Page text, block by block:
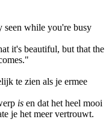
seen while you're busy
it's beautiful, but that the
te zien als je ermee
is en dat het heel mooi
je het meer vertrouwt.